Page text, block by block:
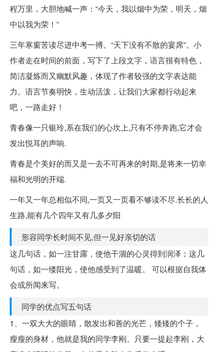
程万里，大胆地喊一声：“今天，我以烟中为荣，明天，烟
中以我为荣！”
三年寒窗苦读尽进中考一搏。“天下没有不散的宴席”。小
作者走在时间的前面，写下了上段文字，语言很有特色，
简洁凝炼而又幽默风趣，体现了作者较强的文字表达能
力。语言节奏明快，生动活泼，让我们大家都行动起来
吧，一路走好！
青春像一只银玲,系在我们的心坎上,只有不停奔跑,它才会
发出悦耳的声响.
青春是个美好的而又是一去不可再来的时期,是将来一切幸
福和光明的开端.
一年又一年总相似不同,一页又一页看不够读不尽.长长的人
生路,能有几个四年又有几多夕阳
形容同学长时间不见,但一见好亲切的话
这几句话，如一注甘露，使他干涸的心灵得到润泽；这几
句话，如一缕阳光，使他感受到了温暖。 可以根据自我体
会或所闻来写。
同学的优点写五句话
1、一双大大的眼睛，散发出和善的光芒，矮矮的个子，
瘦瘦的身材，他就是我的同学李刚。只要一提起李刚，大